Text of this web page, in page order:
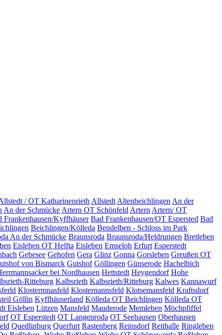
/ OT Katharinenrieth Allstedt Altenbeichlingen An der
An der Schmücke Artern OT Schönfeld Artern Artern/ OT
Frankenhausen/Kyffhäuser Bad Frankenhausen/OT Espersted Bad
Beichlingen/Kölleda Bendelben - Schloss im Park
An der Schmücke Braunsroda Braunsroda/Heldrungen Bretleben
Eisleben OT Helfta Eisleben Emseloh Erfurt Esperstedt
Gebesee Gehofen Gera Glinz Gonna Gorsleben Greußen OT
von Bismarck Gutshof Göllingen Günserode Hachelbich
bei Nordhausen Hettstedt Heygendorf Hohe
Ritteburg Kalbsrieth Kalbsrieth/Ritteburg Kalwes Kannawurf
Klostermnasfeld Klosternannsfeld Klotsemansfeld Kraftsdorf
Göllin Kyffhäuserland Kölleda OT Beichlingen Kölleda OT
Eisleben Lützen Mansfeld Mauderode Memleben Möchpfiffel
OT Esperstedt OT Langenroda OT Seehausen Oberhausen
Quedlinburg Querfurt Rastenberg Reinsdorf Reithalle Ringleben